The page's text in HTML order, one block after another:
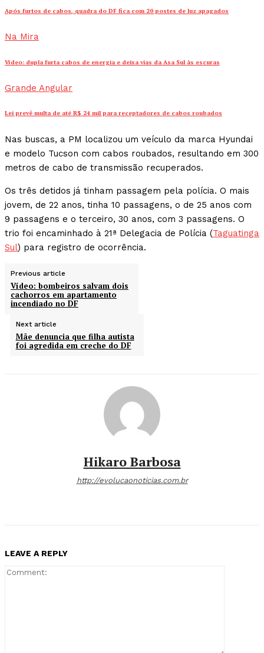
Após furtos de cabos, quadra do DF fica com 20 postes de luz apagados
Na Mira
Vídeo: dupla furta cabos de energia e deixa vias da Asa Sul às escuras
Grande Angular
Lei prevê multa de até R$ 24 mil para receptadores de cabos roubados
Nas buscas, a PM localizou um veículo da marca Hyundai
e modelo Tucson com cabos roubados, resultando em 300
metros de cabo de transmissão recuperados.
Os três detidos já tinham passagem pela polícia. O mais
jovem, de 22 anos, tinha 10 passagens, o de 25 anos com
9 passagens e o terceiro, 30 anos, com 3 passagens. O
trio foi encaminhado à 21ª Delegacia de Polícia (Taguatinga
Sul) para registro de ocorrência.
Previous article
Vídeo: bombeiros salvam dois
cachorros em apartamento
incendiado no DF
Next article
Mãe denuncia que filha autista
foi agredida em creche do DF
Hikaro Barbosa
http://evolucaonoticias.com.br
LEAVE A REPLY